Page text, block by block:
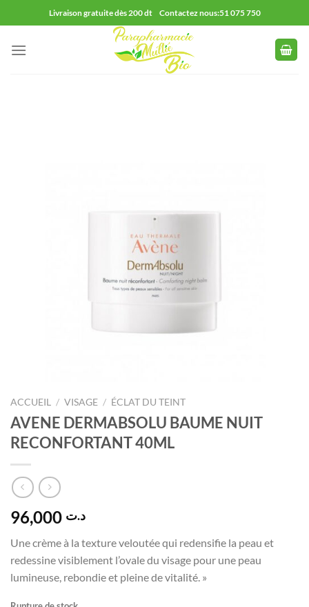
au
contenu
Livraison gratuite dès 200 dt Contactez nous:51 075 750
ACCUEIL / VISAGE / ÉCLAT DU TEINT
AVENE DERMABSOLU BAUME NUIT
RECONFORTANT 40ML
د.ت
Une crème à la texture veloutée qui redensifie la peau et
redessine visiblement l’ovale du visage pour une peau
lumineuse, rebondie et pleine de vitalité. »